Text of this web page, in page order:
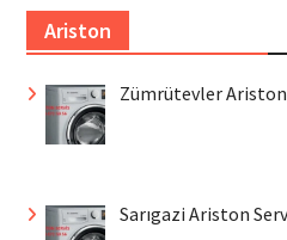
Ariston
Zümrütevler Ariston
Sarıgazi Ariston